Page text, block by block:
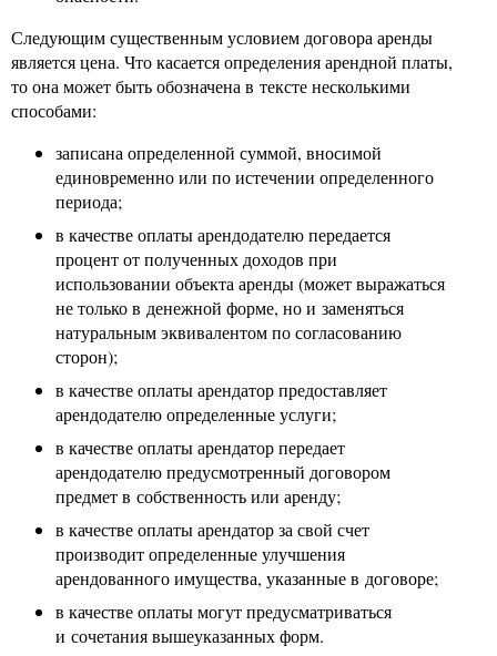
Следующим существенным условием договора аренды
является цена. Что касается определения арендной платы,
то она может быть обозначена в тексте несколькими
способами:
записана определенной суммой, вносимой
единовременно или по истечении определенного
периода;
в качестве оплаты арендодателю передается
процент от полученных доходов при
использовании объекта аренды (может выражаться
не только в денежной форме, но и заменяться
натуральным эквивалентом по согласованию
сторон);
в качестве оплаты арендатор предоставляет
арендодателю определенные услуги;
в качестве оплаты арендатор передает
арендодателю предусмотренный договором
предмет в собственность или аренду;
в качестве оплаты арендатор за свой счет
производит определенные улучшения
арендованного имущества, указанные в договоре;
в качестве оплаты могут предусматриваться
и сочетания вышеуказанных форм.